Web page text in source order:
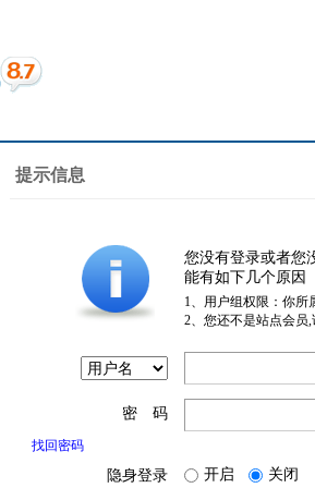
提示信息
您没有登录或者您
能有如下几个原因
1、用户组权限：你所
2、您还不是站点会员
密 码
找回密码
隐身登录 开启 关闭